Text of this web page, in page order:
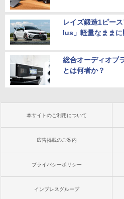
レイズ鍛造1ピー
lus」軽量なまま
総合オーディオブ
とは何者か？
本サイトのご利用について
広告掲載のご案内
プライバシーポリシー
インプレスグループ